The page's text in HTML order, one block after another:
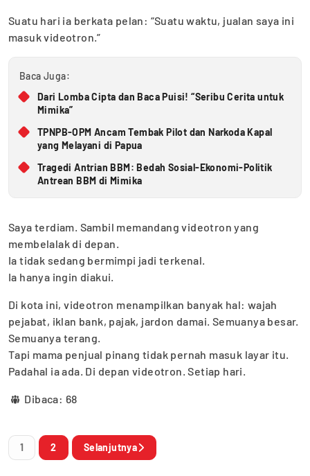
Suatu hari ia berkata pelan: “Suatu waktu, jualan saya ini
masuk videotron.”
Baca Juga:
Dari Lomba Cipta dan Baca Puisi! “Seribu Cerita untuk
Mimika”
TPNPB-OPM Ancam Tembak Pilot dan Narkoda Kapal
yang Melayani di Papua
Tragedi Antrian BBM: Bedah Sosial-Ekonomi-Politik
Antrean BBM di Mimika
Saya terdiam. Sambil memandang videotron yang
membelalak di depan.
Ia tidak sedang bermimpi jadi terkenal.
Ia hanya ingin diakui.
Di kota ini, videotron menampilkan banyak hal: wajah
pejabat, iklan bank, pajak, jardon damai. Semuanya besar.
Semuanya terang.
Tapi mama penjual pinang tidak pernah masuk layar itu.
Padahal ia ada. Di depan videotron. Setiap hari.
Dibaca: 68
1 2 Selanjutnya